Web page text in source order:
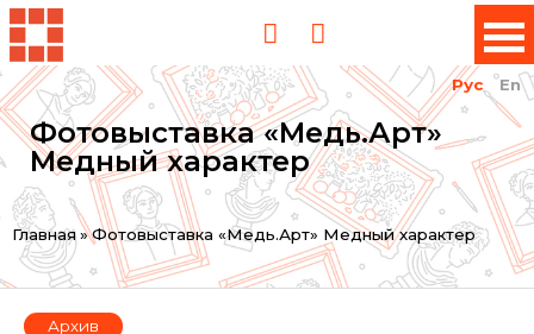
Рус En
Фотовыставка «Медь.Арт»
Медный характер
Вы
здесь
Главная»Фотовыставка «Медь.Арт» Медный характер
Архив